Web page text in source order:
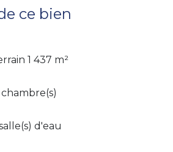
ce bien
1 437 m²
d'eau